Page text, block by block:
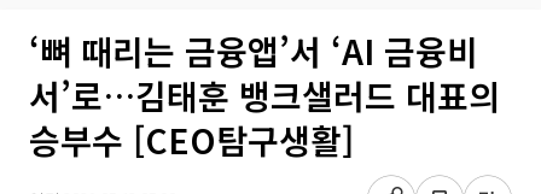
‘뼈 때리는 금융앱’서 ‘AI 금융비
서’로…김태훈 뱅크샐러드 대표의
승부수 [CEO탐구생활]